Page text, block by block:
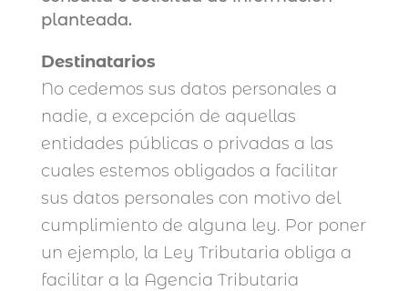
planteada.
Destinatarios
No cedemos sus datos personales a
nadie, a excepción de aquellas
entidades públicas o privadas a las
cuales estemos obligados a facilitar
sus datos personales con motivo del
cumplimiento de alguna ley. Por poner
un ejemplo, la Ley Tributaria obliga a
facilitar a la Agencia Tributaria